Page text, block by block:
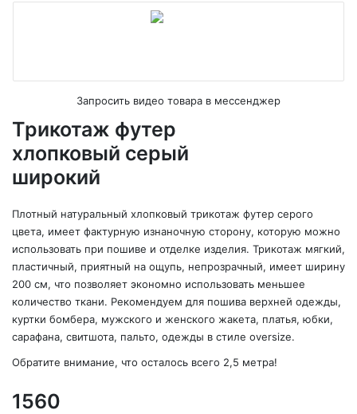
Запросить видео товара в мессенджер
Трикотаж футер
хлопковый серый
широкий
Плотный натуральный хлопковый трикотаж футер серого
цвета, имеет фактурную изнаночную сторону, которую можно
использовать при пошиве и отделке изделия. Трикотаж мягкий,
пластичный, приятный на ощупь, непрозрачный, имеет ширину
200 см, что позволяет экономно использовать меньшее
количество ткани. Рекомендуем для пошива верхней одежды,
куртки бомбера, мужского и женского жакета, платья, юбки,
сарафана, свитшота, пальто, одежды в стиле oversize.
Обратите внимание, что осталось всего 2,5 метра!
1560